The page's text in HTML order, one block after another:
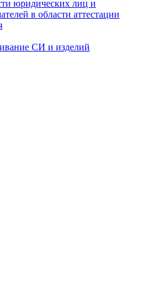
юридических лиц и
в области аттестации
СИ и изделий